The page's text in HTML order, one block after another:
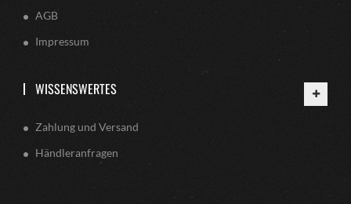
AGB
Impressum
WISSENSWERTES
Zahlung und Versand
Händleranfragen